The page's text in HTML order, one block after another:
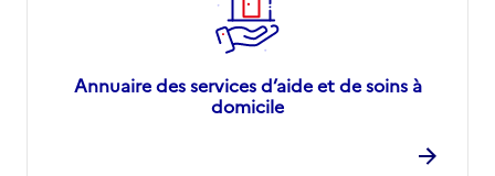
Annuaire des services d’aide et de soins à
domicile